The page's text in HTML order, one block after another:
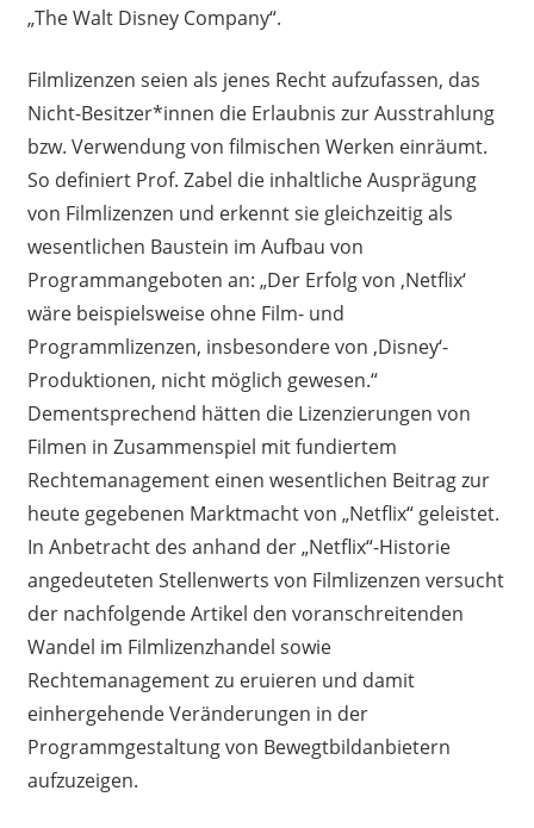
„The Walt Disney Company“.
Filmlizenzen seien als jenes Recht aufzufassen, das
Nicht-Besitzer*innen die Erlaubnis zur Ausstrahlung
bzw. Verwendung von filmischen Werken einräumt.
So definiert Prof. Zabel die inhaltliche Ausprägung
von Filmlizenzen und erkennt sie gleichzeitig als
wesentlichen Baustein im Aufbau von
Programmangeboten an: „Der Erfolg von ‚Netflix‘
wäre beispielsweise ohne Film- und
Programmlizenzen, insbesondere von ‚Disney‘-
Produktionen, nicht möglich gewesen.“
Dementsprechend hätten die Lizenzierungen von
Filmen in Zusammenspiel mit fundiertem
Rechtemanagement einen wesentlichen Beitrag zur
heute gegebenen Marktmacht von „Netflix“ geleistet.
In Anbetracht des anhand der „Netflix“-Historie
angedeuteten Stellenwerts von Filmlizenzen versucht
der nachfolgende Artikel den voranschreitenden
Wandel im Filmlizenzhandel sowie
Rechtemanagement zu eruieren und damit
einhergehende Veränderungen in der
Programmgestaltung von Bewegtbildanbietern
aufzuzeigen.